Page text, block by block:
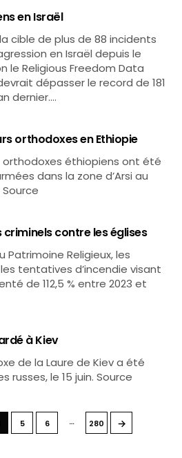
en Israël
cible de plus de 88 incidents
en Israël depuis le
le Religious Freedom Data
dépasser le record de 181
dernier.…
orthodoxes en Ethiopie
orthodoxes éthiopiens ont été
dans la zone d’Arsi au
criminels contre les églises
Patrimoine Religieux, les
tentatives d’incendie visant
de 112,5 % entre 2023 et
à Kiev
de la Laure de Kiev a été
russes, le 15 juin. Source
5 6 … 280 →